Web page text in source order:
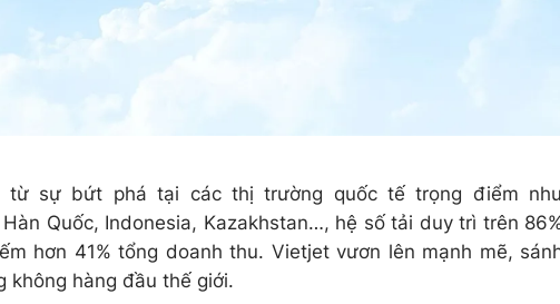
từ sự bứt phá tại các thị trường quốc tế trọng điểm
Quốc, Indonesia, Kazakhstan…, hệ số tải duy trì trên
hơn 41% tổng doanh thu. Vietjet vươn lên mạnh mẽ,
không hàng đầu thế giới.